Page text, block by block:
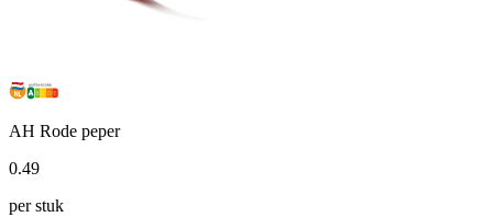
AH Rode peper
0.49
per stuk